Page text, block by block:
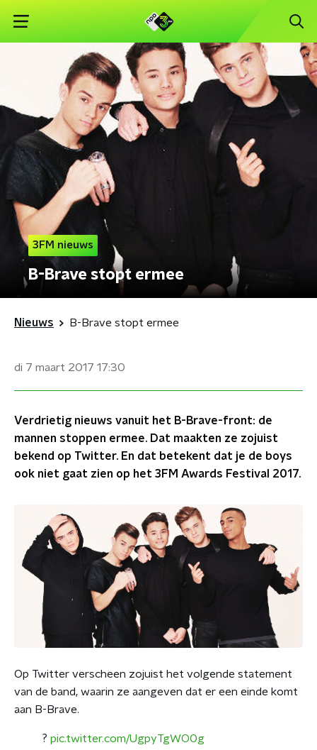
3FM nieuws
B-Brave stopt ermee
Nieuws B-Brave stopt ermee
di 7 maart 2017 17:30
Verdrietig nieuws vanuit het B-Brave-front: de
mannen stoppen ermee. Dat maakten ze zojuist
bekend op Twitter. En dat betekent dat je de boys
ook niet gaat zien op het 3FM Awards Festival 2017.
Op Twitter verscheen zojuist het volgende statement
van de band, waarin ze aangeven dat er een einde komt
aan B-Brave.
? pic.twitter.com/UgpyTgWO0g